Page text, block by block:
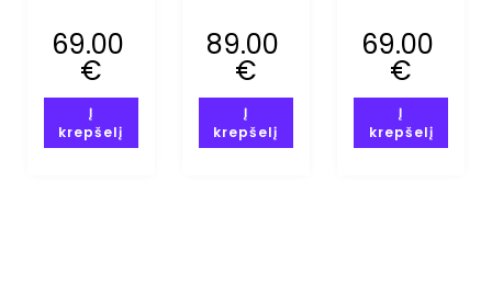
MIPS (XXS-
XS)
69.00
€
Į
krepšelį
CALLING
MIPS (XS-
S)
89.00
€
Į
krepšelį
GUY MIPS
(XXS-XS)
69.00
€
Į
krepšelį